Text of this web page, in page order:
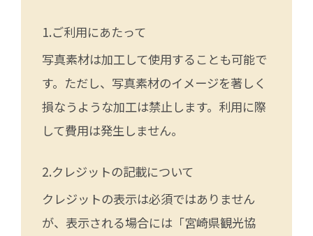
ご利用にあたって
写真素材は加工して使用することも可能で
す。ただし、写真素材のイメージを著しく
損なうような加工は禁止します。利用に際
して費用は発生しません。
クレジットの記載について
クレジットの表示は必須ではありません
が、表示される場合には「宮崎県観光協